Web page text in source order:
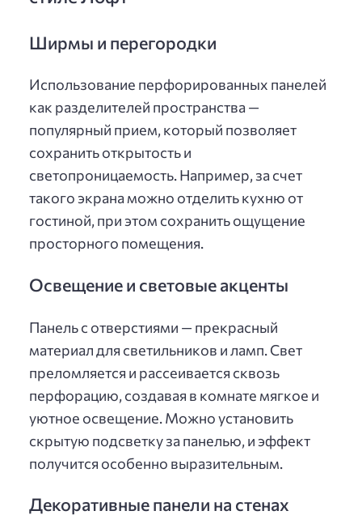
Ширмы и перегородки
Использование перфорированных панелей
как разделителей пространства —
популярный прием, который позволяет
сохранить открытость и
светопроницаемость. Например, за счет
такого экрана можно отделить кухню от
гостиной, при этом сохранить ощущение
просторного помещения.
Освещение и световые акценты
Панель с отверстиями — прекрасный
материал для светильников и ламп. Свет
преломляется и рассеивается сквозь
перфорацию, создавая в комнате мягкое и
уютное освещение. Можно установить
скрытую подсветку за панелью, и эффект
получится особенно выразительным.
Декоративные панели на стенах